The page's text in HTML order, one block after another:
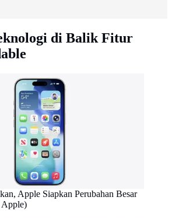
di Balik Fitur
Apple Siapkan Perubahan Besar
Apple)